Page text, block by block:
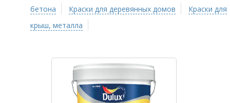
бетона
Краски для деревянных домов
Краски для
крыш, металла